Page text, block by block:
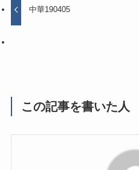
中華190405
この記事を書いた人